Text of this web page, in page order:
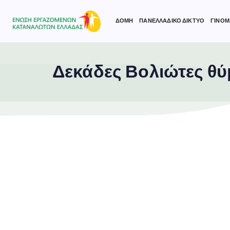
ΔΟΜΗ ΠΑΝΕΛΛΑΔΙΚΟ ΔΙΚΤΥΟ
Δεκάδες Βολιώτες
Type and hit enter